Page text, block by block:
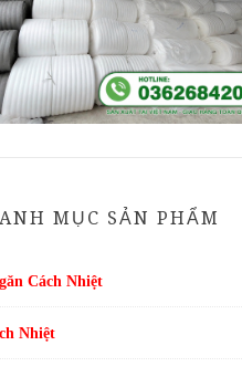
MỤC SẢN PHẨM
Cách Nhiệt
Nhiệt